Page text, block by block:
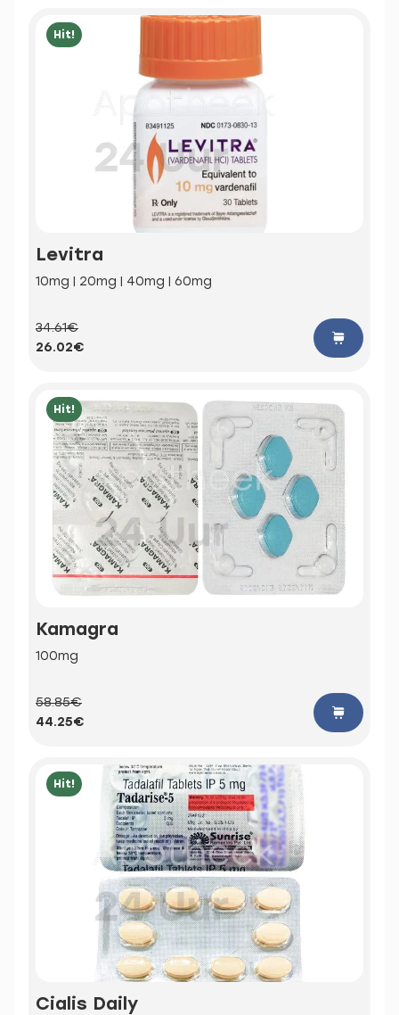
Hit!
Levitra
10mg | 20mg | 40mg | 60mg
34.61€
26.02€
Hit!
Kamagra
100mg
58.85€
44.25€
Hit!
Cialis Daily